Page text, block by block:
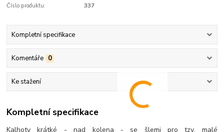
Číslo produktu: 337
Kompletní specifikace
Komentáře 0
Ke stažení
Kompletní specifikace
Kalhoty krátké - nad kolena - se šlemi pro tzv. malé